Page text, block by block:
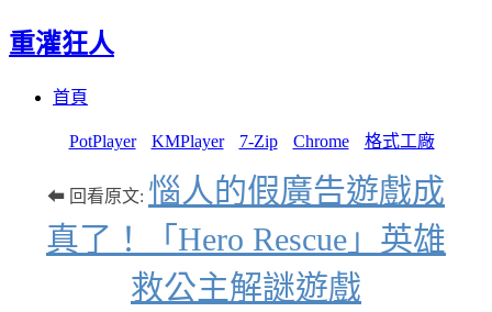
重灌狂人
首頁
PotPlayer KMPlayer 7-Zip Chrome 格式工廠
⬅ 回看原文: 惱人的假廣告遊戲成
真了！「Hero Rescue」英雄
救公主解謎遊戲